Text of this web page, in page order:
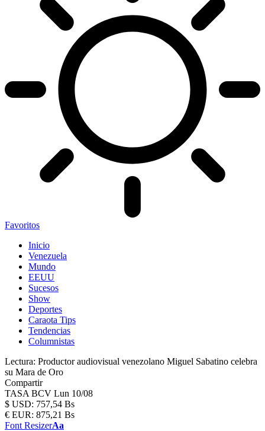
Favoritos
Inicio
Venezuela
Mundo
EEUU
Sucesos
Show
Deportes
Caraota Tips
Tendencias
Columnistas
Lectura: Productor audiovisual venezolano Miguel Sabatino celebra
su Mara de Oro
Compartir
TASA BCV Lun 10/08
$ USD: 757,54 Bs
€ EUR: 875,21 Bs
Font ResizerAa